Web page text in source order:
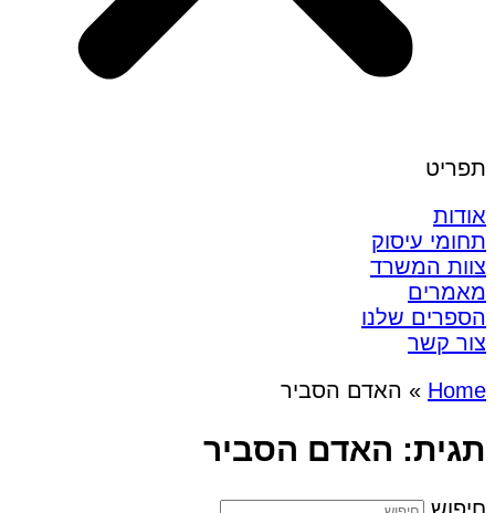
תפריט
אודות
תחומי עיסוק
צוות המשרד
מאמרים
הספרים שלנו
צור קשר
Home
» האדם הסביר
תגית: האדם הסביר